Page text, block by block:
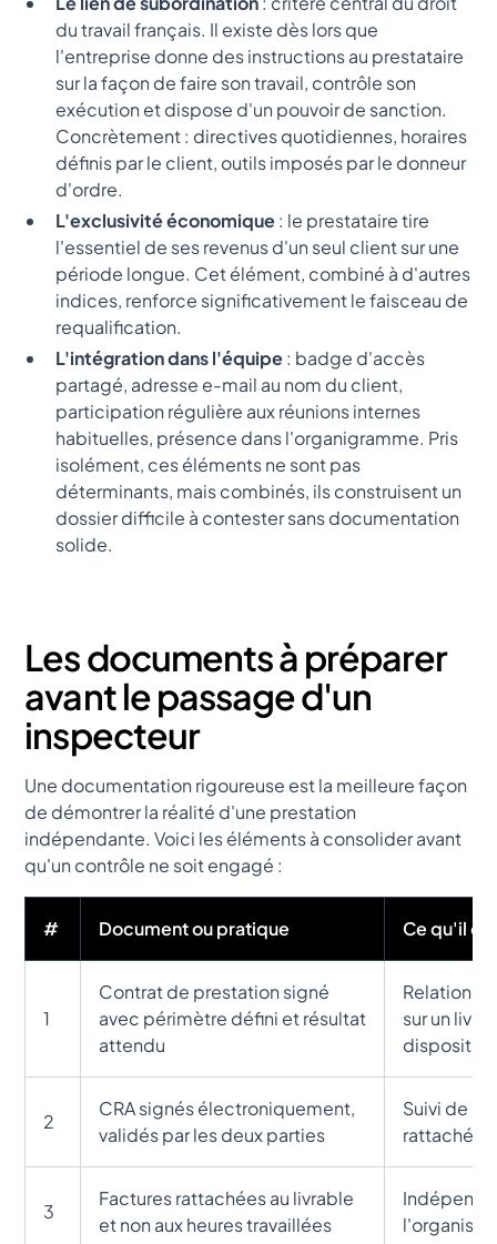
du travail français. Il existe dès lors que
l'entreprise donne des instructions au prestataire
sur la façon de faire son travail, contrôle son
exécution et dispose d'un pouvoir de sanction.
Concrètement : directives quotidiennes, horaires
définis par le client, outils imposés par le donneur
d'ordre.
L'exclusivité économique: le prestataire tire
l'essentiel de ses revenus d'un seul client sur une
période longue. Cet élément, combiné à d'autres
indices, renforce significativement le faisceau de
requalification.
L'intégration dans l'équipe: badge d'accès
partagé, adresse e-mail au nom du client,
participation régulière aux réunions internes
habituelles, présence dans l'organigramme. Pris
isolément, ces éléments ne sont pas
déterminants, mais combinés, ils construisent un
dossier difficile à contester sans documentation
solide.
Les documents à préparer
avant le passage d'un
inspecteur
Une documentation rigoureuse est la meilleure façon
de démontrer la réalité d'une prestation
indépendante. Voici les éléments à consolider avant
qu'un contrôle ne soit engagé :
# Document ou pratique Ce qu'il
1
Contrat de prestation signé
avec périmètre défini et résultat
attendu
Relation
sur un
2
CRA signés électroniquement,
validés par les deux parties
Suivi de
rattaché à
3
Factures rattachées au livrable
et non aux heures travaillées